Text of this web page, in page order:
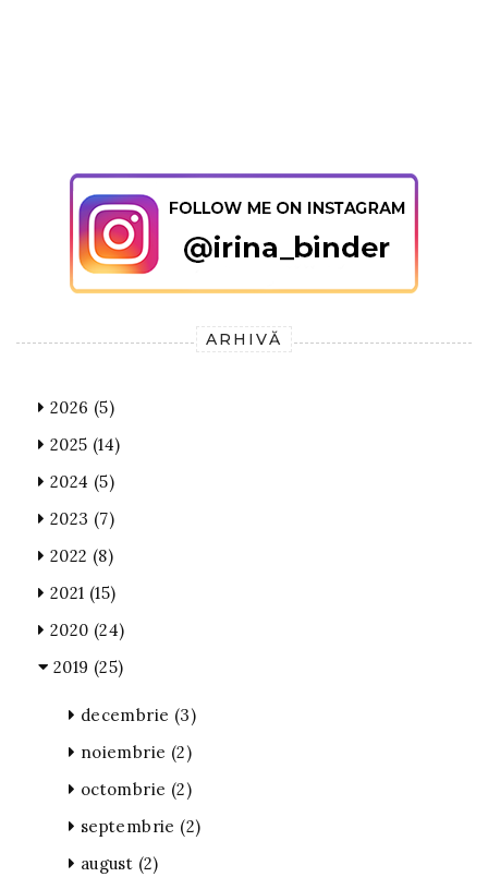
ARHIVĂ
2026 (5)
2025 (14)
2024 (5)
2023 (7)
2022 (8)
2021 (15)
2020 (24)
2019 (25)
decembrie (3)
noiembrie (2)
octombrie (2)
septembrie (2)
august (2)